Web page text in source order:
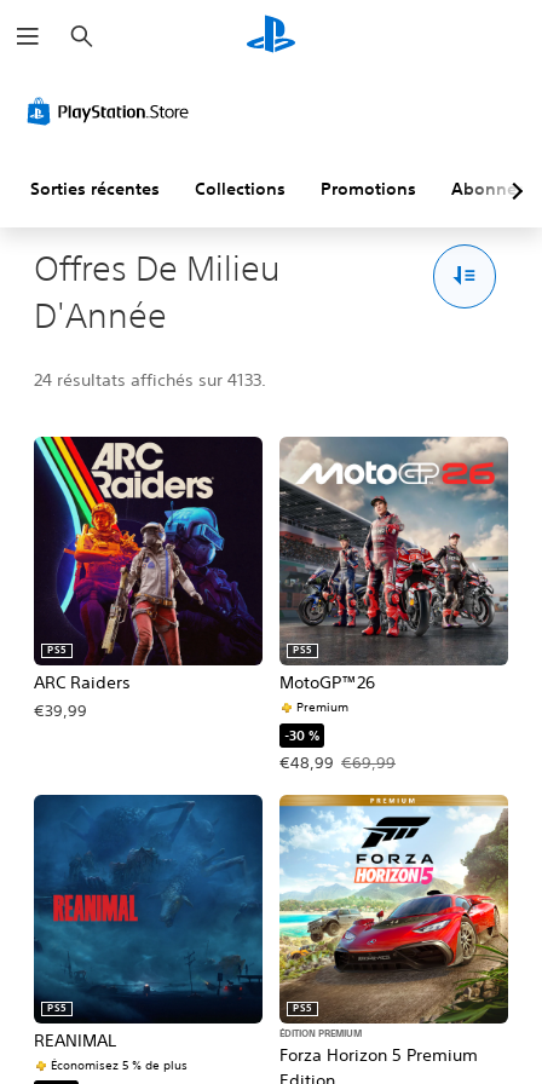
e
c
r
c
r
Sorties récentes Collections Promotions
Offres De Milieu
D'Année
24 résultats affichés sur 4133.
ARC Raiders
PS5
€39,99
MotoGP™26
PS5
Premium
-30 %
€48,99
Prix de l'offre : €48,99 Prix initial :
€69,99
REANIMAL
PS5
Économisez 5 % de plus
Forza Horizon 5 Premium
PS5
ÉDITION PREMIUM